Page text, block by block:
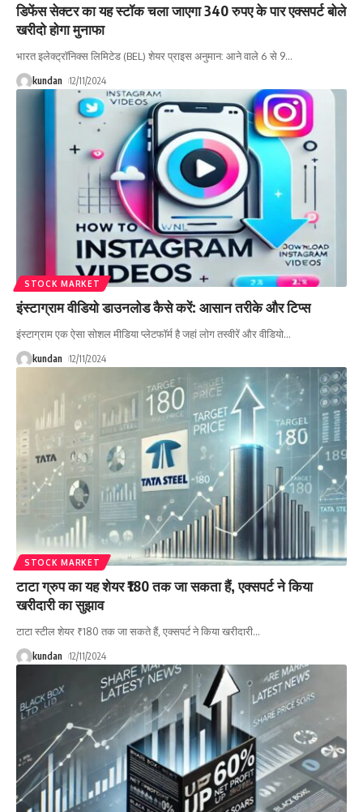
डिफेंस सेक्टर का यह स्टॉक चला जाएगा 340 रुपए के पार एक्सपर्ट बोले
खरीदो होगा मुनाफा
भारत इलेक्ट्रॉनिक्स लिमिटेड (BEL) शेयर प्राइस अनुमान: आने वाले 6 से 9…
kundan 12/11/2024
STOCK MARKET
इंस्टाग्राम वीडियो डाउनलोड कैसे करें: आसान तरीके और टिप्स
इंस्टाग्राम एक ऐसा सोशल मीडिया प्लेटफॉर्म है जहां लोग तस्वीरें और वीडियो…
kundan 12/11/2024
STOCK MARKET
टाटा ग्रुप का यह शेयर ₹180 तक जा सकता हैं, एक्सपर्ट ने किया
खरीदारी का सुझाव
टाटा स्टील शेयर ₹180 तक जा सकते हैं, एक्सपर्ट ने किया खरीदारी…
kundan 12/11/2024